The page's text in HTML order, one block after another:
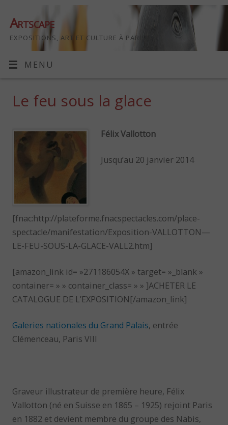
Artscape
EXPOSITIONS, ART ET CULTURE À PARIS
MENU
Le feu sous la glace
Félix Vallotton
Jusqu’au 20 janvier 2014
[fnac:http://plateforme.fnacspectacles.com/place-
spectacle/manifestation/Exposition-VALLOTTON—
LE-FEU-SOUS-LA-GLACE-VALL2.htm]
[amazon_link id= »271186054X » target= »_blank »
container= » » container_class= » » ]ACHETER LE
CATALOGUE DE L’EXPOSITION[/amazon_link]
Galeries nationales du Grand Palais, entrée
Clémenceau, Paris VIII
Graveur illustrateur de première heure, Félix
Vallotton (né en Suisse en 1865 – 1925) rejoint Paris
en 1882 et devient membre du groupe des Nabis,